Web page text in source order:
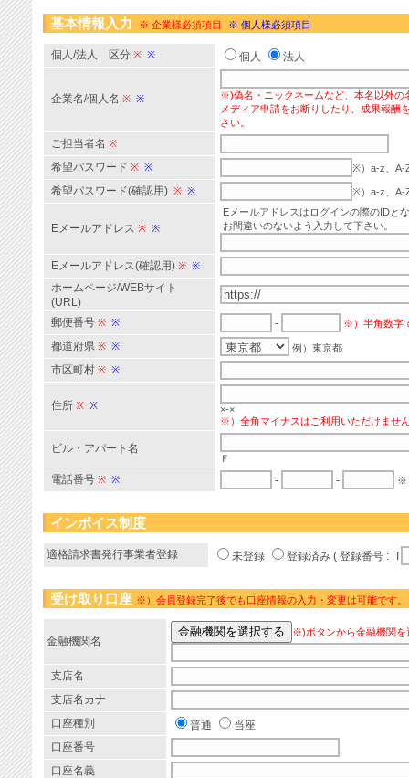
基本情報入力 ※ 企業様必須項目 ※ 個人様必須項目
個人/法人 区分 ※ ※ 個人 法人
企業名/個人名 ※ ※
※)偽名・ニックネームなど、本名以外の
メディア申請をお断りしたり、成果報酬
さい。
ご担当者名 ※
希望パスワード ※ ※ ※）a-z、A-
希望パスワード(確認用) ※ ※ ※）a-z、A-
Eメールアドレス ※ ※
Eメールアドレスはログインの際のIDと
お間違いのないよう入力して下さい。
Eメールアドレス(確認用) ※ ※
ホームページ/WEBサイト
(URL)
郵便番号 ※ ※ - ※）半角数字
都道府県 ※ ※ 例）東京都
市区町村 ※ ※
住所 ※ ※
×-×
※）全角マイナスはご利用いただけませ
ビル・アパート名
Ｆ
電話番号 ※ ※ - - ※
インボイス制度
適格請求書発行事業者登録 未登録 登録済み ( 登録番号 : T
受け取り口座 ※）会員登録完了後でも口座情報の入力・変更は可能です。
金融機関名
※)ボタンから金融機関を
支店名
支店名カナ
口座種別
普通
当座
口座番号
口座名義